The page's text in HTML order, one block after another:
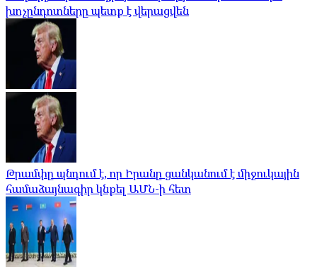
խոչընդոտները պետք է վերացվեն
Թրամփը պնդում է, որ Իրանը ցանկանում է միջուկային
համաձայնագիր կնքել ԱՄՆ-ի հետ